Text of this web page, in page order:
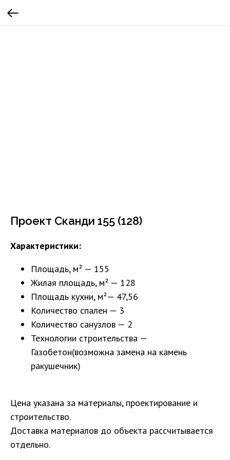
Проект Сканди 155 (128)
Характеристики:
Площадь, м² — 155
Жилая площадь, м² — 128
Площадь кухни, м²— 47,56
Количество спален — 3
Количество санузлов — 2
Технологии строительства —
Газобетон(возможна замена на камень
ракушечник)
Цена указана за материалы, проектирование и
строительство.
Доставка материалов до объекта рассчитывается
отдельно.